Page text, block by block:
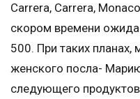
Carrera, Carrera,
скором времени
500. При таких
женского посла-
следующего